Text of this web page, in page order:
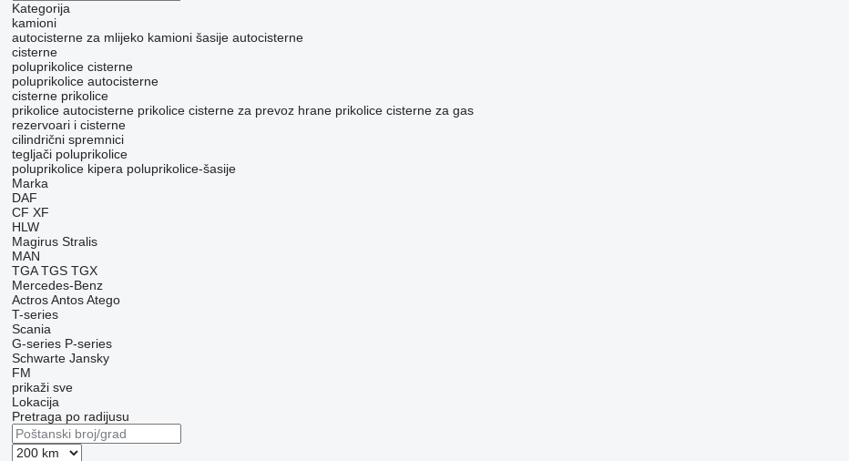
Kategorija
kamioni
autocisterne za mlijeko kamioni šasije autocisterne
cisterne
poluprikolice cisterne
poluprikolice autocisterne
cisterne prikolice
prikolice autocisterne prikolice cisterne za prevoz hrane prikolice cisterne za gas
rezervoari i cisterne
cilindrični spremnici
tegljači poluprikolice
poluprikolice kipera poluprikolice-šasije
Marka
DAF
CF XF
HLW
Magirus Stralis
MAN
TGA TGS TGX
Mercedes-Benz
Actros Antos Atego
T-series
Scania
G-series P-series
Schwarte Jansky
FM
prikaži sve
Lokacija
Pretraga po radijusu